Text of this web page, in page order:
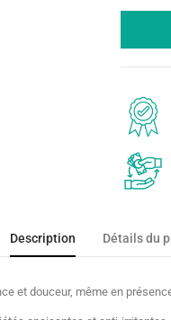
Description Détails du
et douceur, même en